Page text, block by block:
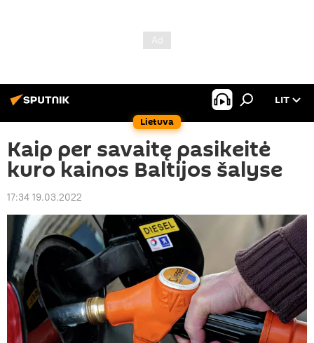
Lietuva
LIT
Kaip per savaitę pasikeitė
kuro kainos Baltijos šalyse
17:34 19.03.2022